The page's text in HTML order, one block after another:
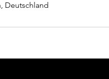
Deutschland